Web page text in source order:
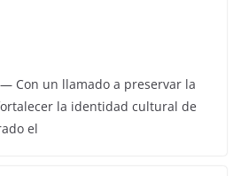
Con un llamado a preservar la
la identidad cultural de
el